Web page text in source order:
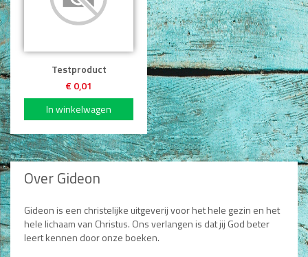
Testproduct
€ 0,01
Over Gideon
Gideon is een christelijke uitgeverij voor het hele gezin en het
hele lichaam van Christus. Ons verlangen is dat jij God beter
leert kennen door onze boeken.